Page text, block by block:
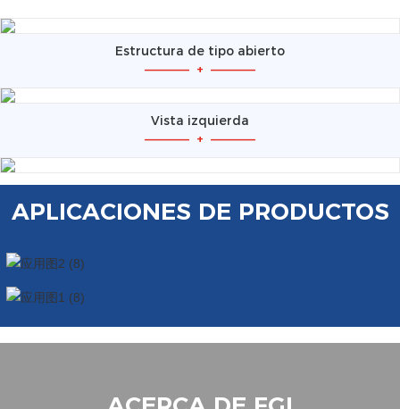
Estructura de tipo abierto
————— + —————
Vista izquierda
————— + —————
APLICACIONES DE PRODUCTOS